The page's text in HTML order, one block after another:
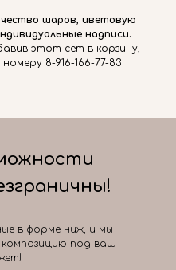
шаров, цветовую
надписи.
этот сет в корзину,
8-916-166-77-83
в форме ниж, и мы
композицию под ваш